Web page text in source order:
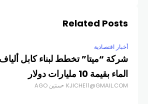
Related Posts
أخبار اقتصادية
شركة “ميتا” تخطط لبناء كابل
الماء بقيمة 10 مليارات دولار
KJICHE11@GMAIL.COM سنتين AGO